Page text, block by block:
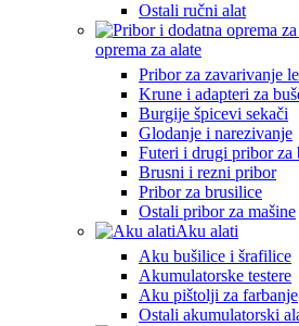
Ostali ručni alat
oprema za alate
Pribor za zavarivanje
Krune i adapteri za
Burgije špicevi sekači
Glodanje i narezivanje
Futeri i drugi pribor za
Brusni i rezni pribor
Pribor za brusilice
Ostali pribor za mašine
Aku alati
Aku bušilice i šrafilice
Akumulatorske testere
Aku pištolji za farbanje
Ostali akumulatorski